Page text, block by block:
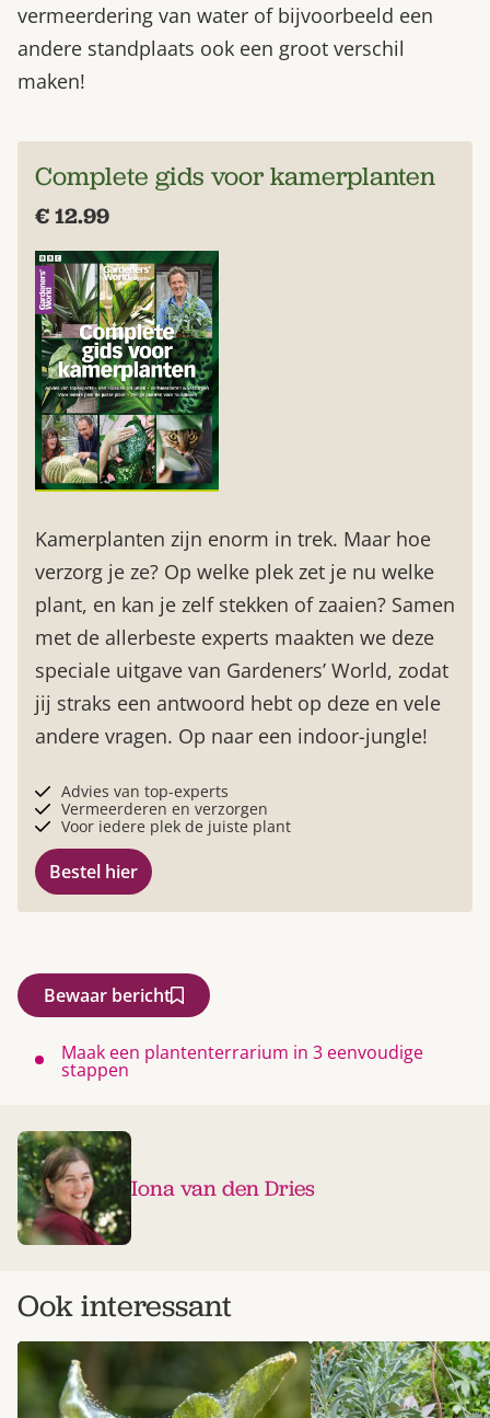
vermeerdering van water of bijvoorbeeld een
andere standplaats ook een groot verschil
maken!
Complete gids voor kamerplanten
€ 12.99
Kamerplanten zijn enorm in trek. Maar hoe
verzorg je ze? Op welke plek zet je nu welke
plant, en kan je zelf stekken of zaaien? Samen
met de allerbeste experts maakten we deze
speciale uitgave van Gardeners’ World, zodat
jij straks een antwoord hebt op deze en vele
andere vragen. Op naar een indoor-jungle!
Advies van top-experts
Vermeerderen en verzorgen
Voor iedere plek de juiste plant
Bestel hier
Bewaar bericht
Maak een plantenterrarium in 3 eenvoudige
stappen
Iona van den Dries
Ook interessant